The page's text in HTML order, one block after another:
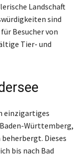
Landschaft
sind
Besucher von
Tier- und
einzigartiges
Württemberg,
beherbergt. Dieses
bis nach Bad